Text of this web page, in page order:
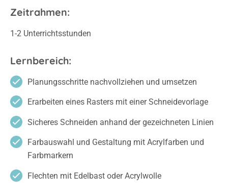
Zeitrahmen:
1-2 Unterrichtsstunden
Lernbereich:
Planungsschritte nachvollziehen und umsetzen
Erarbeiten eines Rasters mit einer Schneidevorlage
Sicheres Schneiden anhand der gezeichneten Linien
Farbauswahl und Gestaltung mit Acrylfarben und
Farbmarkern
Flechten mit Edelbast oder Acrylwolle